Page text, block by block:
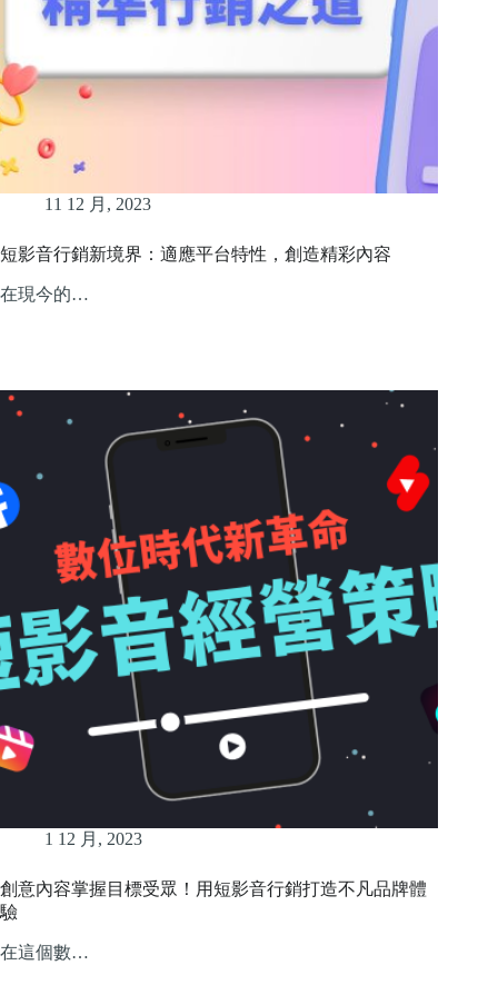
11 12 月, 2023
短影音行銷新境界：適應平台特性，創造精彩內容
在現今的…
1 12 月, 2023
創意內容掌握目標受眾！用短影音行銷打造不凡品牌體
驗
在這個數…